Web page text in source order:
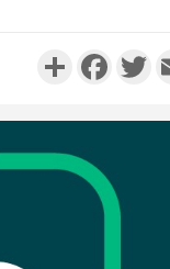
Partager
Côte